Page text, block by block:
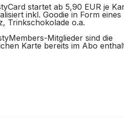
startet ab 5,90 EUR je
inkl. Goodie in Form eines
Trinkschokolade o.a.
Mitglieder sind die
Karte bereits im Abo